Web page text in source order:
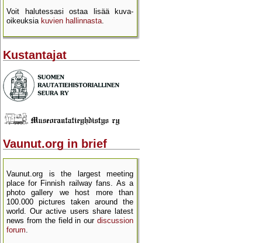
Voit halutessasi ostaa lisää kuva­
oikeuksia kuvien hallinnasta.
Kustantajat
Vaunut.org in brief
Vaunut.org is the largest meeting
place for Finnish railway fans. As a
photo gallery we host more than
100.000 pictures taken around the
world. Our active users share latest
news from the field in our discussion
forum